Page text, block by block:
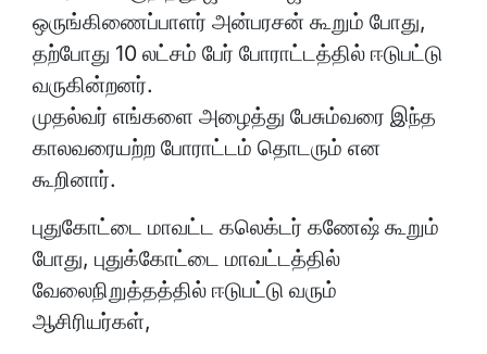
ஒருங்கிணைப்பாளர் அன்பரசன் கூறும் போது,
தற்போது 10 லட்சம் பேர் போராட்டத்தில் ஈடுபட்டு
வருகின்றனர்.
முதல்வர் எங்களை அழைத்து பேசும்வரை இந்த
காலவரையற்ற போராட்டம் தொடரும் என
கூறினார்.
புதுகோட்டை மாவட்ட கலெக்டர் கணேஷ் கூறும்
போது, புதுக்கோட்டை மாவட்டத்தில்
வேலைநிறுத்தத்தில் ஈடுபட்டு வரும்
ஆசிரியர்கள்,